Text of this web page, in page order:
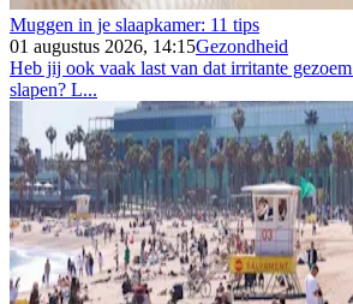
Muggen in je slaapkamer: 11 tips
01 augustus 2026, 14:15Gezondheid
Heb jij ook vaak last van dat irritante
slapen? L...